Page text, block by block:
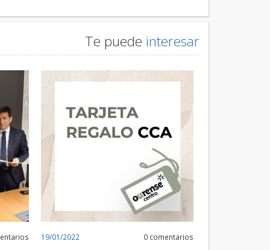
Te puede interesar
19/01/2022 0 comentarios